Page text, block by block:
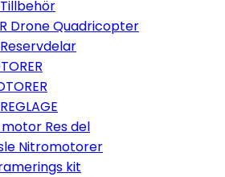
Tillbehör
Drone Quadricopter
Reservdelar
Res del
Nitromotorer
kit